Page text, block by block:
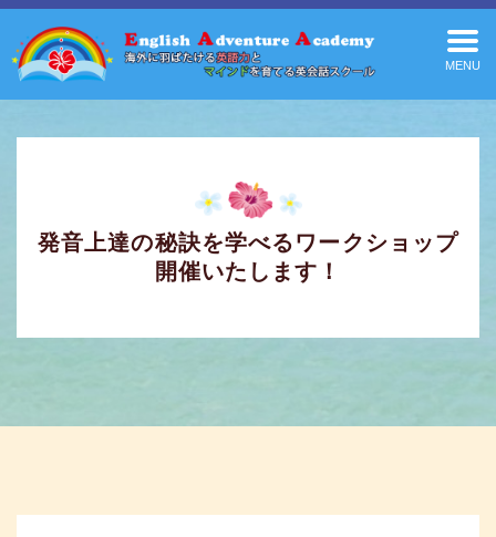
MENU
発音上達の秘訣を学べるワークショップ
開催いたします！